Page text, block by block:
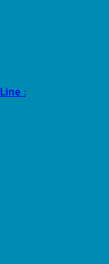
Line :